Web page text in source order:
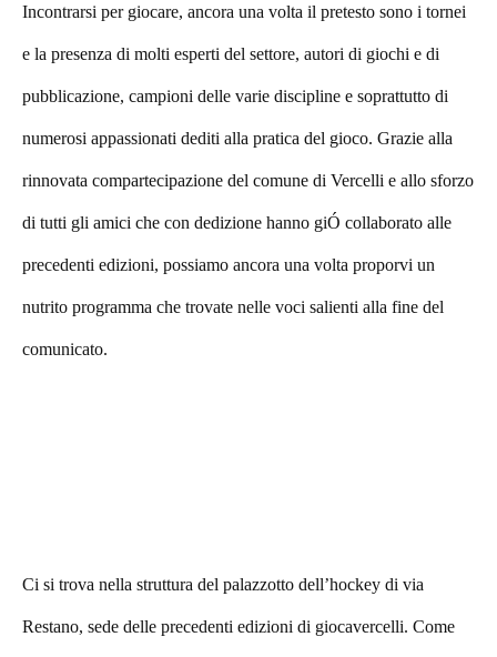
Incontrarsi per giocare, ancora una volta il pretesto sono i tornei
e la presenza di molti esperti del settore, autori di giochi e di
pubblicazione, campioni delle varie discipline e soprattutto di
numerosi appassionati dediti alla pratica del gioco. Grazie alla
rinnovata compartecipazione del comune di Vercelli e allo sforzo
di tutti gli amici che con dedizione hanno giÓ collaborato alle
precedenti edizioni, possiamo ancora una volta proporvi un
nutrito programma che trovate nelle voci salienti alla fine del
comunicato.
Ci si trova nella struttura del palazzotto dell’hockey di via
Restano, sede delle precedenti edizioni di giocavercelli. Come